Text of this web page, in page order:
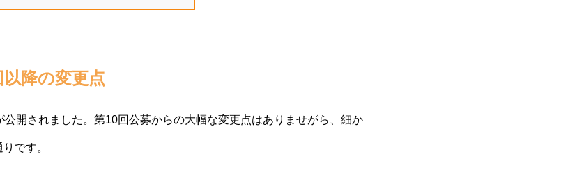
降の変更点
開されました。第10回公募からの大幅な変更点はありませがら、細か
です。